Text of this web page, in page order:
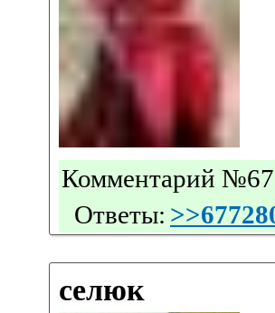
Комментарий
Ответы:
селюк